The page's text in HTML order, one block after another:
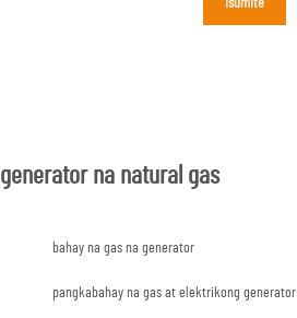
Isumite
generator na natural gas
bahay na gas na generator
pangkabahay na gas at elektrikong generator